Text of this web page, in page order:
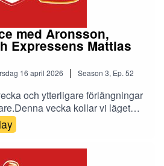
med Aronsson,
Expressens Mattias
16 april 2026 | Season 3, Ep. 52
och ytterligare förlängningar
vecka kollar vi läget
och Arvid Westlin.Hur är
snöpliga uttåget, hur ser dom på
och hur känner dom inför
ringer vid Expressens